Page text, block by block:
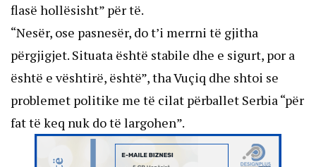
flasë hollësisht” për të.
“Nesër, ose pasnesër, do t’i merrni të gjitha
përgjigjet. Situata është stabile dhe e sigurt, por a
është e vështirë, është”, tha Vuçiq dhe shtoi se
problemet politike me të cilat përballet Serbia “për
fat të keq nuk do të largohen”.